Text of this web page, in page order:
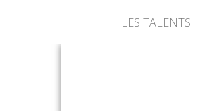
LES TALENTS